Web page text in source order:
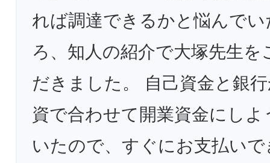
れば調達できるかと悩んでい
ろ、知人の紹介で大塚先生を
だきました。 自己資金と銀
資で合わせて開業資金にしよ
いたので、すぐにお支払い